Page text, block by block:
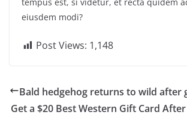
eiusdem modi?
Post Views: 1,148
Bald hedgehog returns to wild after
Get a $20 Best Western Gift Card